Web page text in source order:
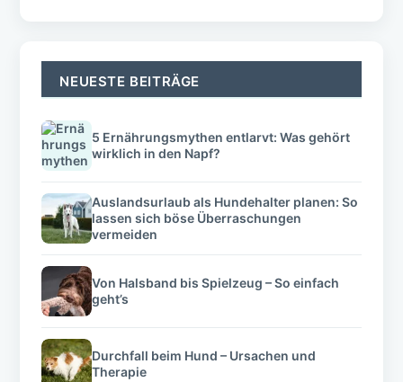
NEUESTE BEITRÄGE
5 Ernährungsmythen entlarvt: Was gehört
wirklich in den Napf?
Auslandsurlaub als Hundehalter planen: So
lassen sich böse Überraschungen
vermeiden
Von Halsband bis Spielzeug – So einfach
geht’s
Durchfall beim Hund – Ursachen und
Therapie